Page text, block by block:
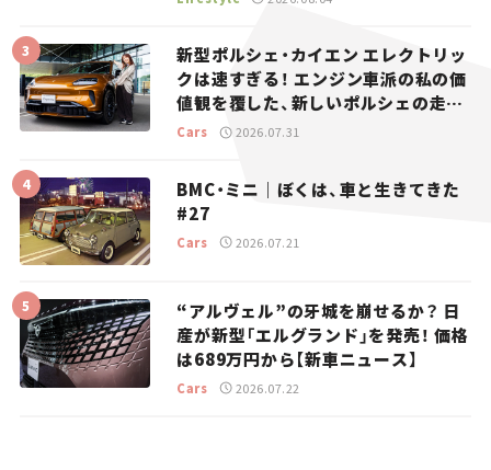
新型ポルシェ・カイエン エレクトリッ
クは速すぎる！ エンジン車派の私の価
値観を覆した、新しいポルシェの走
り。
Cars 2026.07.31
BMC・ミニ｜ぼくは、車と生きてきた
#27
Cars 2026.07.21
“アルヴェル”の牙城を崩せるか？ 日
産が新型「エルグランド」を発売！ 価格
は689万円から【新車ニュース】
Cars 2026.07.22